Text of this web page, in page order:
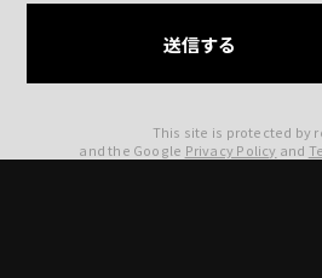
This site is protected by
and the Google Privacy Policy and